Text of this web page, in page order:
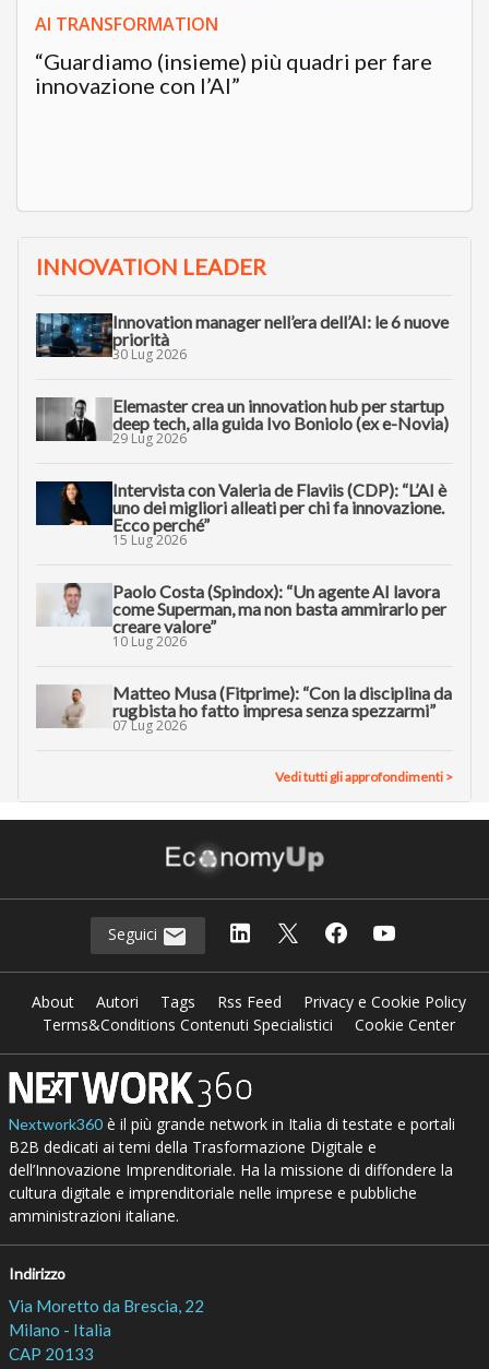
AI TRANSFORMATION
“Guardiamo (insieme) più quadri per fare
innovazione con l’AI”
INNOVATION LEADER
Innovation manager nell’era dell’AI: le 6 nuove
priorità
30 Lug 2026
Elemaster crea un innovation hub per startup
deep tech, alla guida Ivo Boniolo (ex e-Novia)
29 Lug 2026
Intervista con Valeria de Flaviis (CDP): “L’AI è
uno dei migliori alleati per chi fa innovazione.
Ecco perché”
15 Lug 2026
Paolo Costa (Spindox): “Un agente AI lavora
come Superman, ma non basta ammirarlo per
creare valore”
10 Lug 2026
Matteo Musa (Fitprime): “Con la disciplina da
rugbista ho fatto impresa senza spezzarmi”
07 Lug 2026
Vedi tutti gli approfondimenti >
Seguici
About Autori Tags Rss Feed
Privacy e Cookie Policy
Terms&Conditions Contenuti Specialistici
Cookie Center
Nextwork360è il più grande network in Italia di testate e portali
B2B dedicati ai temi della Trasformazione Digitale e
dell’Innovazione Imprenditoriale. Ha la missione di diffondere la
cultura digitale e imprenditoriale nelle imprese e pubbliche
amministrazioni italiane.
Indirizzo
Via Moretto da Brescia, 22
Milano - Italia
CAP 20133